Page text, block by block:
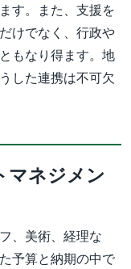
す。また、支援を
けでなく、行政や
もなり得ます。地
した連携は不可欠
マネジメン
、美術、経理な
予算と納期の中で